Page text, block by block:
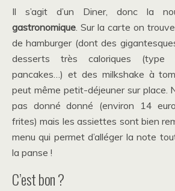
Il s’agit d’un Diner, donc la
gastronomique. Sur la carte on
de hamburger (dont des
desserts très caloriques (type
pancakes…) et des milkshake à
peut même petit-déjeuner sur place.
pas donné donné (environ 14
frites) mais les assiettes sont bien
menu qui permet d’alléger la note
la panse !
C’est bon ?